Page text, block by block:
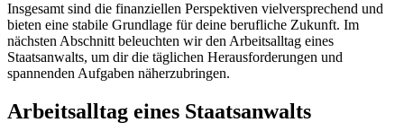
Insgesamt sind die finanziellen Perspektiven vielversprechend und
bieten eine stabile Grundlage für deine berufliche Zukunft. Im
nächsten Abschnitt beleuchten wir den Arbeitsalltag eines
Staatsanwalts, um dir die täglichen Herausforderungen und
spannenden Aufgaben näherzubringen.
Arbeitsalltag eines Staatsanwalts